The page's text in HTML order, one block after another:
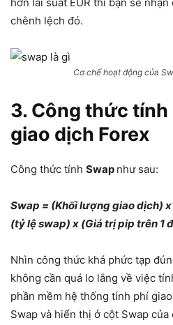
chênh lệch đó.
Cơ chế hoạt động của
3. Công thức
giao dịch Forex
Công thức tính Swap như sau:
Swap = (Khối lượng giao dịch)
(tỷ lệ swap) x (Giá trị pip trên 1
Nhìn công thức khá phức tạp
không cần quá lo lắng về việc
phần mềm hệ thống tính phí
Swap và hiển thị ở cột Swap của